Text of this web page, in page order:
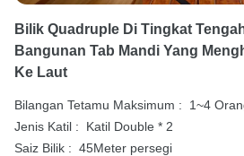
Bilik Quadruple Di Tingkat
Bangunan Tab Mandi Yang
Ke Laut
Bilangan Tetamu Maksimum :
1~4
Jenis Katil :
Katil Double * 2
Saiz Bilik : 45Meter persegi